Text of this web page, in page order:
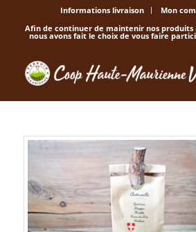
Informations livraison Mon
Afin de continuer de maintenir nos produits
nous avons fait le choix de vous faire